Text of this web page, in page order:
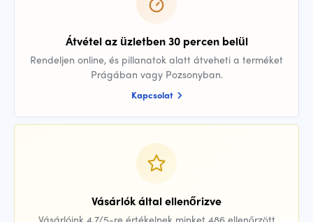
Átvétel az üzletben 30 percen belül
Rendeljen online, és pillanatok alatt átveheti a terméket
Prágában vagy Pozsonyban.
Kapcsolat
Vásárlók által ellenőrizve
Vásárlóink 4,7/5-re értékelnek minket 486 ellenőrzött